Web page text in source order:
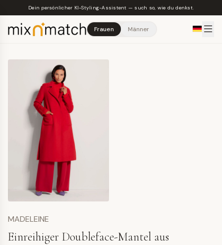
Skip to main content
Dein persönlicher KI-Styling-Assistent — such so, wie du denkst.
Frauen Männer
MADELEINE
Einreihiger Doubleface-Mantel aus